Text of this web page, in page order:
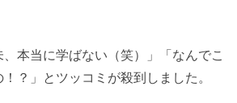
本当に学ばない（笑）」「なんでこ
？」とツッコミが殺到しました。